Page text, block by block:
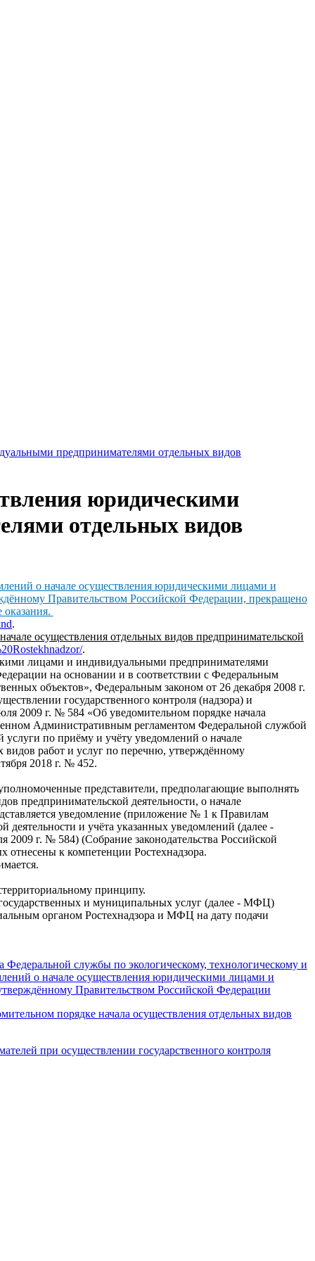
предпринимателями отдельных видов
юридическими
отдельных видов
о начале осуществления юридическими лицами и
Правительством Российской Федерации, прекращено
оказания.
.
осуществления отдельных видов предпринимательской
.
лицами и индивидуальными предпринимателями
на основании и в соответствии с Федеральным
объектов», Федеральным законом от 26 декабря 2008 г.
государственного контроля (надзора) и
2009 г. № 584 «Об уведомительном порядке начала
Административным регламентом Федеральной службой
услуги по приёму и учёту уведомлений о начале
работ и услуг по перечню, утверждённому
2018 г. № 452.
представители, предполагающие выполнять
предпринимательской деятельности, о начале
уведомление (приложение № 1 к Правилам
деятельности и учёта указанных уведомлений (далее -
г. № 584) (Собрание законодательства Российской
к компетенции Ростехнадзора.
принципу.
и муниципальных услуг (далее - МФЦ)
органом Ростехнадзора и МФЦ на дату подачи
службы по экологическому, технологическому и
о начале осуществления юридическими лицами и
Правительством Российской Федерации
порядке начала осуществления отдельных видов
при осуществлении государственного контроля